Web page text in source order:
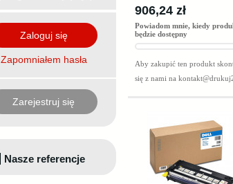
906,24 zł
Powiadom mnie, kiedy
będzie dostępny
Aby zakupić ten produkt
się z nami na
Zaloguj się
Zapomniałem hasła
Zarejestruj się
Nasze referencje